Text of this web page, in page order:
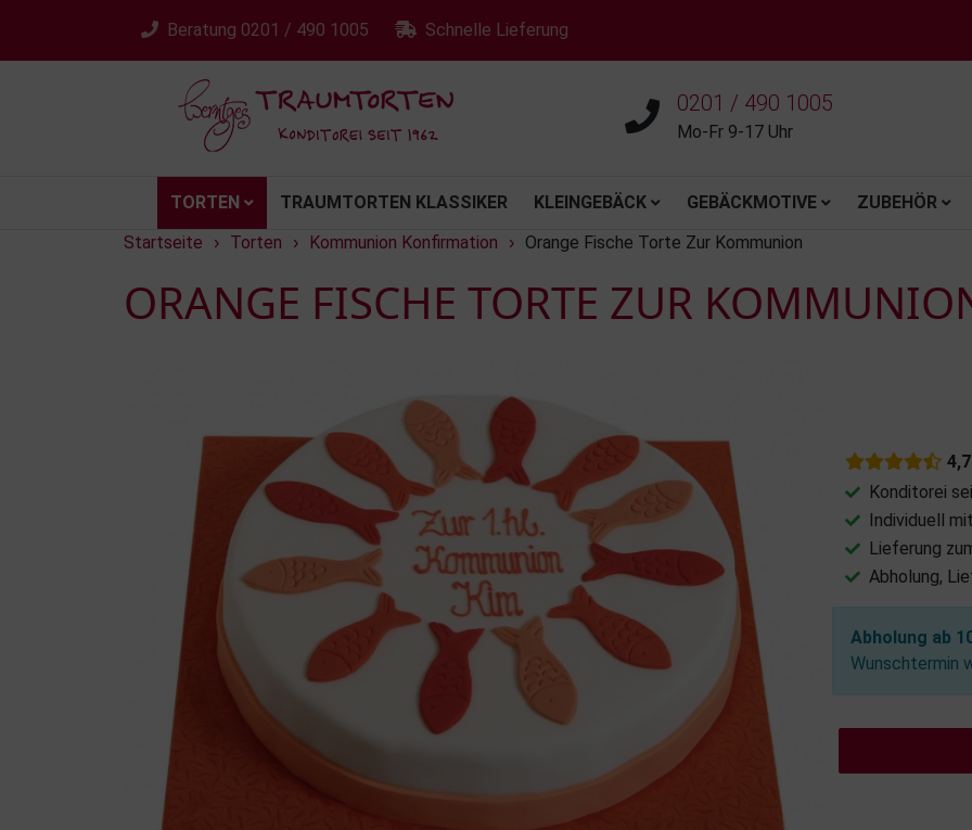
Beratung 0201 / 490 1005 Schnelle Lieferung
0201 / 490 1005
Mo-Fr 9-17 Uhr
TORTEN TRAUMTORTEN KLASSIKER KLEINGEBÄCK GEBÄCKMOTIVE
ZUBEHÖR
Startseite
› Torten › Kommunion Konfirmation › Orange Fische Torte Zur Kommunion
ORANGE FISCHE TORTE ZUR
Konditorei
Individuell
Lieferung
Abholung,
Abholung ab
Wunschtermin